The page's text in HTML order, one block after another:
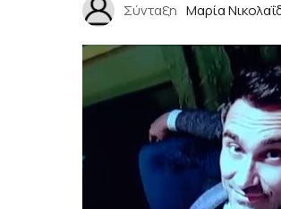
Σύνταξη Μαρία